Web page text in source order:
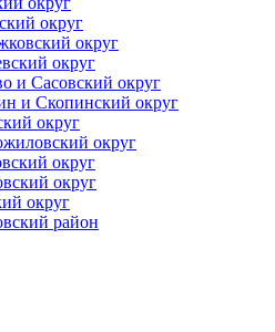
округ
округ
округ
и Сасовский округ
и Скопинский округ
округ
округ
округ
округ
округ
район